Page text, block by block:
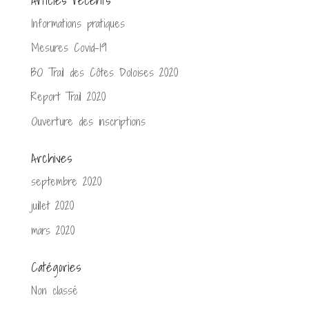
Informations pratiques
Mesures Covid-19
BO Trail des Côtes Doloises 2020
Report Trail 2020
Ouverture des inscriptions
Archives
septembre 2020
juillet 2020
mars 2020
Catégories
Non classé